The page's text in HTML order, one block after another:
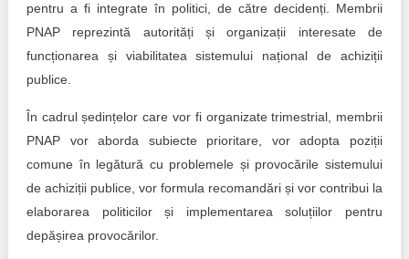
pentru a fi integrate în politici, de către decidenți. Membrii
PNAP reprezintă autorități și organizații interesate de
funcționarea și viabilitatea sistemului național de achiziții
publice.
În cadrul ședințelor care vor fi organizate trimestrial, membrii
PNAP vor aborda subiecte prioritare, vor adopta poziții
comune în legătură cu problemele și provocările sistemului
de achiziții publice, vor formula recomandări și vor contribui la
elaborarea politicilor și implementarea soluțiilor pentru
depășirea provocărilor.